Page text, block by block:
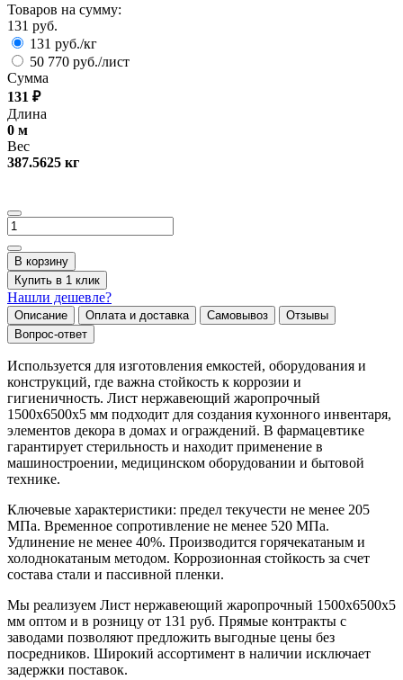
Товаров на сумму:
131 руб.
131 руб./кг
50 770 руб./лист
Сумма
131 ₽
Длина
0 м
Вес
387.5625 кг
В корзину
Купить в 1 клик
Нашли дешевле?
Описание Оплата и доставка Самовывоз
Отзывы
Вопрос-ответ
Используется для изготовления емкостей, оборудования и
конструкций, где важна стойкость к коррозии и
гигиеничность. Лист нержавеющий жаропрочный
1500х6500х5 мм подходит для создания кухонного инвентаря,
элементов декора в домах и ограждений. В фармацевтике
гарантирует стерильность и находит применение в
машиностроении, медицинском оборудовании и бытовой
технике.
Ключевые характеристики: предел текучести не менее 205
МПа. Временное сопротивление не менее 520 МПа.
Удлинение не менее 40%. Производится горячекатаным и
холоднокатаным методом. Коррозионная стойкость за счет
состава стали и пассивной пленки.
Мы реализуем Лист нержавеющий жаропрочный 1500х6500х5
мм оптом и в розницу от 131 руб. Прямые контракты с
заводами позволяют предложить выгодные цены без
посредников. Широкий ассортимент в наличии исключает
задержки поставок.